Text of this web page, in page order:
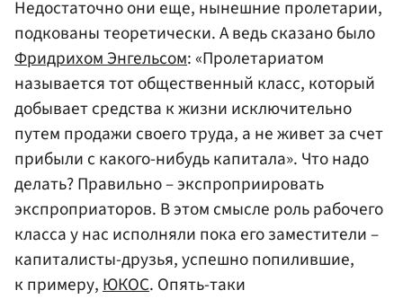
Недостаточно они еще, нынешние пролетарии,
подкованы теоретически. А ведь сказано было
Фридрихом Энгельсом: «Пролетариатом
называется тот общественный класс, который
добывает средства к жизни исключительно
путем продажи своего труда, а не живет за счет
прибыли с какого-нибудь капитала». Что надо
делать? Правильно – экспроприировать
экспроприаторов. В этом смысле роль рабочего
класса у нас исполняли пока его заместители –
капиталисты-друзья, успешно попилившие,
к примеру,ЮКОС. Опять-таки